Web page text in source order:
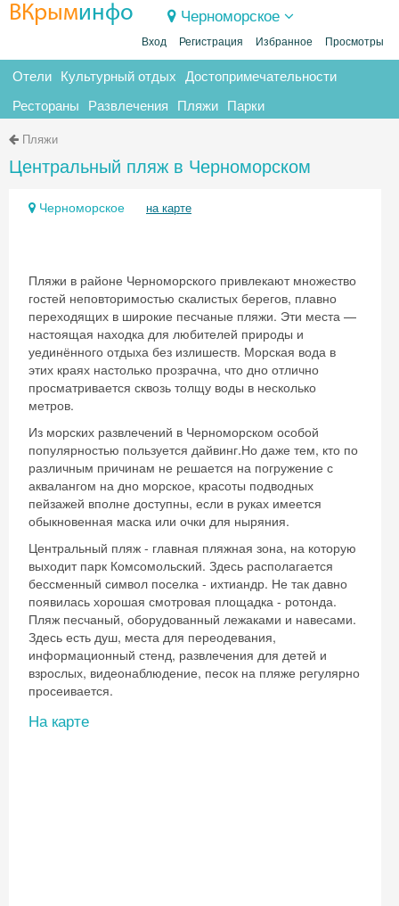
ВКрыминфо Черноморское
Вход Регистрация Избранное Просмотры
Отели Культурный отдых Достопримечательности
Рестораны Развлечения Пляжи Парки
Пляжи
Центральный пляж в Черноморском
Черноморское на карте
Пляжи в районе Черноморского привлекают множество
гостей неповторимостью скалистых берегов, плавно
переходящих в широкие песчаные пляжи. Эти места —
настоящая находка для любителей природы и
уединённого отдыха без излишеств. Морская вода в
этих краях настолько прозрачна, что дно отлично
просматривается сквозь толщу воды в несколько
метров.
Из морских развлечений в Черноморском особой
популярностью пользуется дайвинг.Но даже тем, кто по
различным причинам не решается на погружение с
аквалангом на дно морское, красоты подводных
пейзажей вполне доступны, если в руках имеется
обыкновенная маска или очки для ныряния.
Центральный пляж - главная пляжная зона, на которую
выходит парк Комсомольский. Здесь располагается
бессменный символ поселка - ихтиандр. Не так давно
появилась хорошая смотровая площадка - ротонда.
Пляж песчаный, оборудованный лежаками и навесами.
Здесь есть душ, места для переодевания,
информационный стенд, развлечения для детей и
взрослых, видеонаблюдение, песок на пляже регулярно
просеивается.
На карте